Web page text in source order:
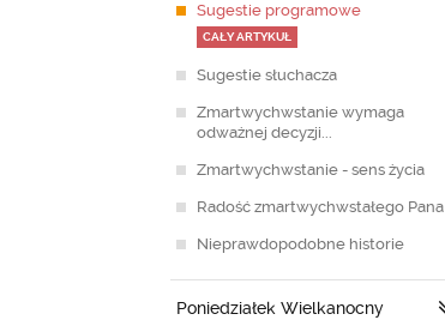
Sugestie programowe
CAŁY ARTYKUŁ
Sugestie słuchacza
Zmartwychwstanie wymaga
odważnej decyzji...
Zmartwychwstanie - sens życia
Radość zmartwychwstałego Pana
Nieprawdopodobne historie
Poniedziałek Wielkanocny